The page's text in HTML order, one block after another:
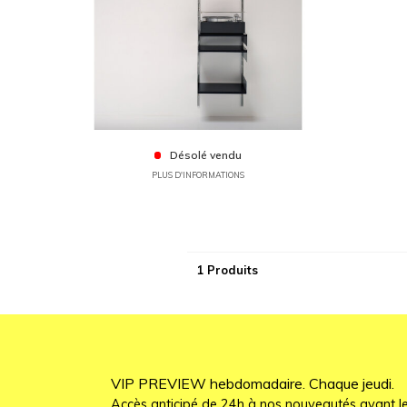
Désolé vendu
PLUS D'INFORMATIONS
1 Produits
VIP PREVIEW hebdomadaire. Chaque jeudi.